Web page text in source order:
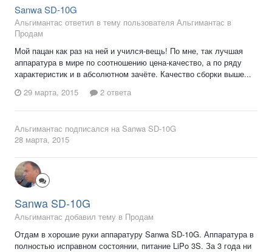
Sanwa SD-10G
Альгимантас ответил в тему пользователя Альгимантас в
Продам
Мой пацан как раз на ней и учился-вещь! По мне, так лучшая
аппаратура в мире по соотношению цена-качество, а по ряду
характеристик и в абсолютном зачёте. Качество сборки выше...
29 марта, 2015
2 ответа
Альгимантас подписался на Sanwa SD-10G
28 марта, 2015
Sanwa SD-10G
Альгимантас добавил тему в Продам
Отдам в хорошие руки аппаратуру Sanwa SD-10G. Аппаратура в
полностью исправном состоянии, питание LiPo 3S. За 3 года ни